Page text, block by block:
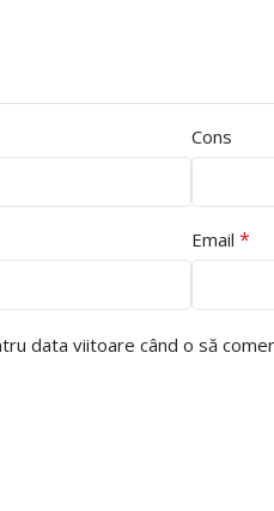
Cons
Email *
data viitoare când o să